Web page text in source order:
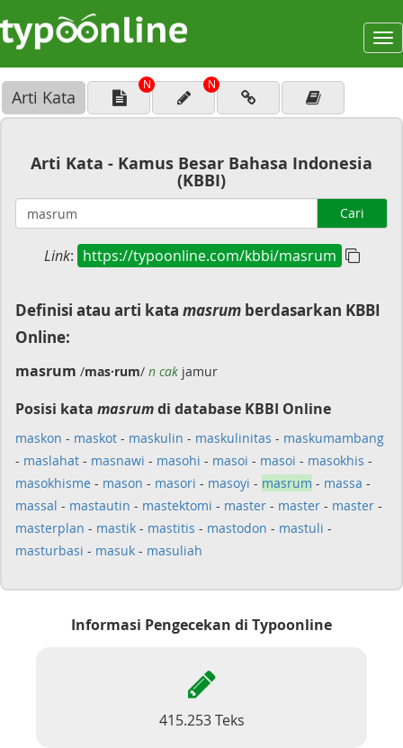
Arti Kata
N N
Arti Kata - Kamus Besar Bahasa Indonesia
(KBBI)
Cari
Link: https://typoonline.com/kbbi/masrum
Definisi atau arti kata masrum berdasarkan KBBI
Online:
masrum /mas·rum/ n cak jamur
Posisi kata masrumdi database KBBI Online
maskon - maskot - maskulin - maskulinitas - maskumambang
- maslahat - masnawi - masohi - masoi - masoi - masokhis -
masokhisme - mason - masori - masoyi - masrum - massa -
massal - mastautin - mastektomi - master - master - master -
masterplan - mastik - mastitis - mastodon - mastuli -
masturbasi - masuk - masuliah
Informasi Pengecekan di Typoonline
415.253 Teks